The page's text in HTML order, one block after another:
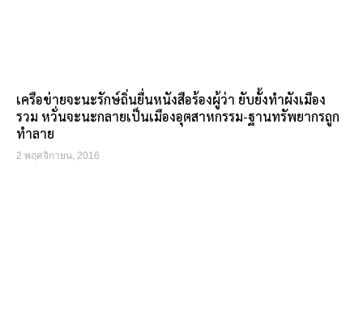
เครือข่ายจะนะรักษ์ถิ่นยื่นหนังสือร้องผู้ว่า ยับยั้งทำผังเมือง
รวม หวั่นจะนะกลายเป็นเมืองอุตสาหกรรม-ฐานทรัพยากรถูก
ทำลาย
2 พฤศจิกายน, 2016